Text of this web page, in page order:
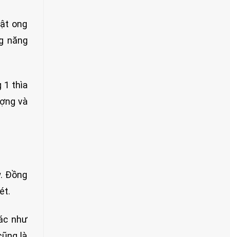
ong
năng
1 thìa
và
Đồng
như